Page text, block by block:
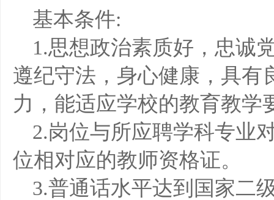
基本条件:
1.思想政治素质好，忠诚
遵纪守法，身心健康，具有
力，能适应学校的教育教学
2.岗位与所应聘学科专业
位相对应的教师资格证。
3.普通话水平达到国家二